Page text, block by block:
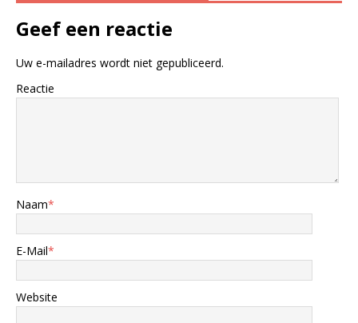
Geef een reactie
Uw e-mailadres wordt niet gepubliceerd.
Reactie
Naam*
E-Mail*
Website